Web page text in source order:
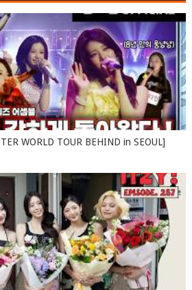
WORLD TOUR BEHIND in SEOUL]